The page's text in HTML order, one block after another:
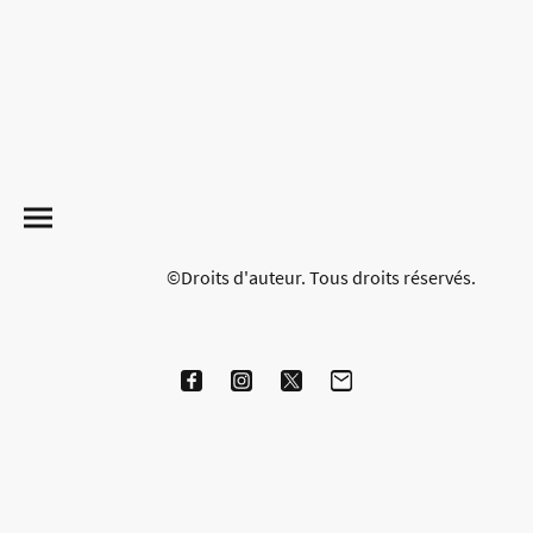
©Droits d'auteur. Tous droits réservés.